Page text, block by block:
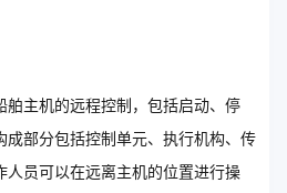
舶主机的远程控制，包括启动、停
成部分包括控制单元、执行机构、传
人员可以在远离主机的位置进行操